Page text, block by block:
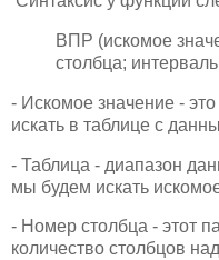
ВПР (искомое
столбца;
- Искомое значение -
искать в таблице с
- Таблица - диапазон
мы будем искать
- Номер столбца - этот
количество столбцов